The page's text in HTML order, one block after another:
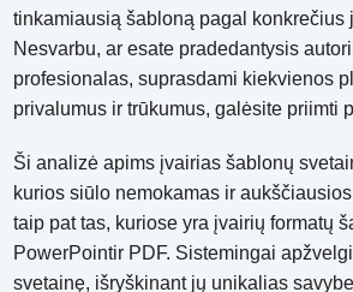
tinkamiausią šabloną pagal konkrečius
Nesvarbu, ar esate pradedantysis
profesionalas, suprasdami kiekvienos
privalumus ir trūkumus, galėsite priimti
Ši analizė apims įvairias šablonų
kurios siūlo nemokamas ir
taip pat tas, kuriose yra įvairių formatų
PowerPointir PDF. Sistemingai
svetainę, išryškinant jų unikalias